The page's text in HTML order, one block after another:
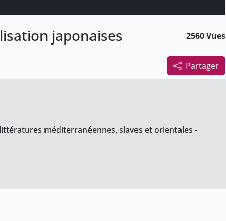
japonaises 2560 Vues
Partager
méditerranéennes, slaves et orientales -